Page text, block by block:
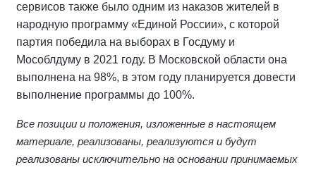
сервисов также было одним из наказов жителей в
народную программу «Единой России», с которой
партия победила на выборах в Госдуму и
Мособлдуму в 2021 году. В Московской области она
выполнена на 98%, в этом году планируется довести
выполнение программы до 100%.
Все позиции и положения, изложенные в настоящем
материале, реализованы, реализуются и будут
реализованы исключительно на основании принимаемых